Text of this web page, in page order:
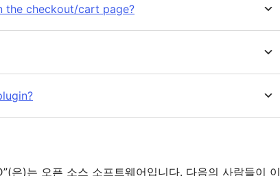
the checkout/cart page?
)는 오픈 소스 소프트웨어입니다. 다음의 사람들이 이